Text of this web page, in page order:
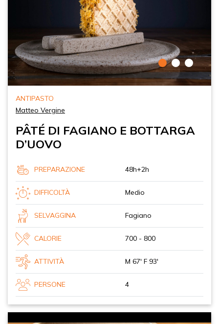
ANTIPASTO
Matteo Vergine
PÂTÉ DI FAGIANO E BOTTARGA
D’UOVO
PREPARAZIONE 48h+2h
DIFFICOLTÀ Medio
SELVAGGINA Fagiano
CALORIE 700 - 800
ATTIVITÀ M 67' F 93'
PERSONE 4